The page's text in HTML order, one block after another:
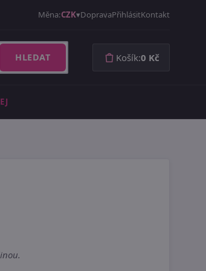
Měna:CZK DopravaPřihlásitKontakt
HLEDAT Košík:0 Kč